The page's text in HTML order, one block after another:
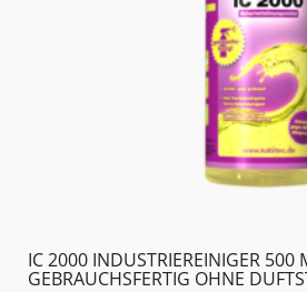
IC 2000 INDUSTRIEREINIGER 500
GEBRAUCHSFERTIG OHNE